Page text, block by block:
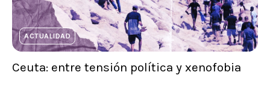
ACTUALIDAD
Ceuta: entre tensión política y xenofobia